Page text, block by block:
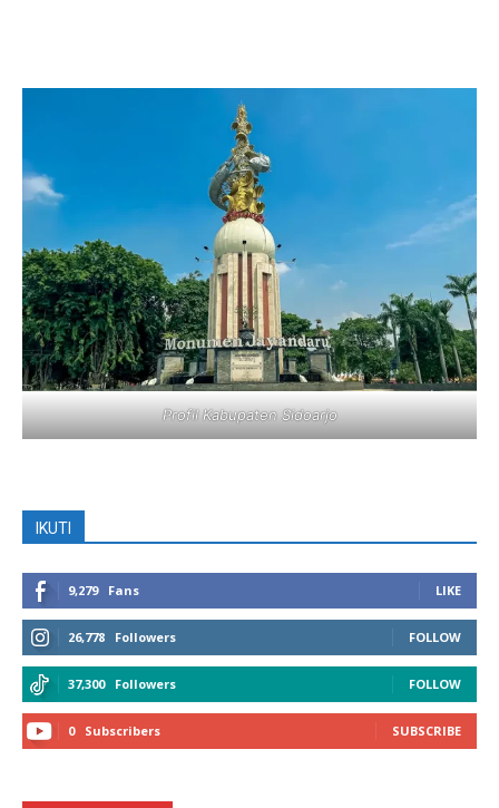
Profil Kabupaten Sidoarjo
IKUTI
9,279 Fans LIKE
26,778 Followers FOLLOW
37,300 Followers FOLLOW
0 Subscribers SUBSCRIBE